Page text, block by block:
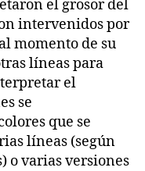
el grosor del
intervenidos por
momento de su
líneas para
el
se
que se
líneas (según
o varias versiones